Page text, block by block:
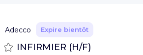
Adecco Expire bientôt
Sauvegarder
INFIRMIER (H/F)